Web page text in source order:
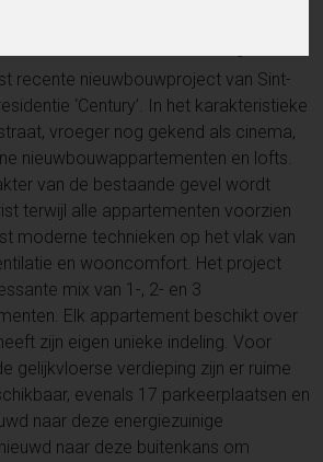
recente nieuwbouwproject van Sint-
‘Century’. In het karakteristieke
vroeger nog gekend als cinema,
nieuwbouwappartementen en lofts.
van de bestaande gevel wordt
terwijl alle appartementen voorzien
moderne technieken op het vlak van
en wooncomfort. Het project
mix van 1-, 2- en 3
Elk appartement beschikt over
zijn eigen unieke indeling. Voor
gelijkvloerse verdieping zijn er ruime
evenals 17 parkeerplaatsen en
naar deze energiezuinige
naar deze buitenkans om